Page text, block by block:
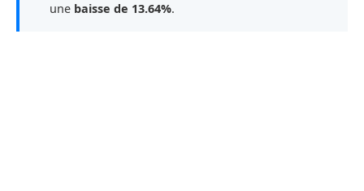
une baisse de 13.64%.